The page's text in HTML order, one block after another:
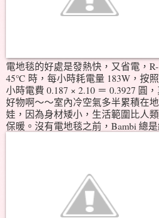
電地毯的好處是發熱快，又省電，
45℃ 時，每小時耗電量 183W，按照
小時電費 0.187 × 2.10 ＝ 0.3927 圓
好物啊～～室內冷空氣多半累積在
娃，因為身材矮小，生活範圍比人
保暖。沒有電地毯之前，Bambi 總